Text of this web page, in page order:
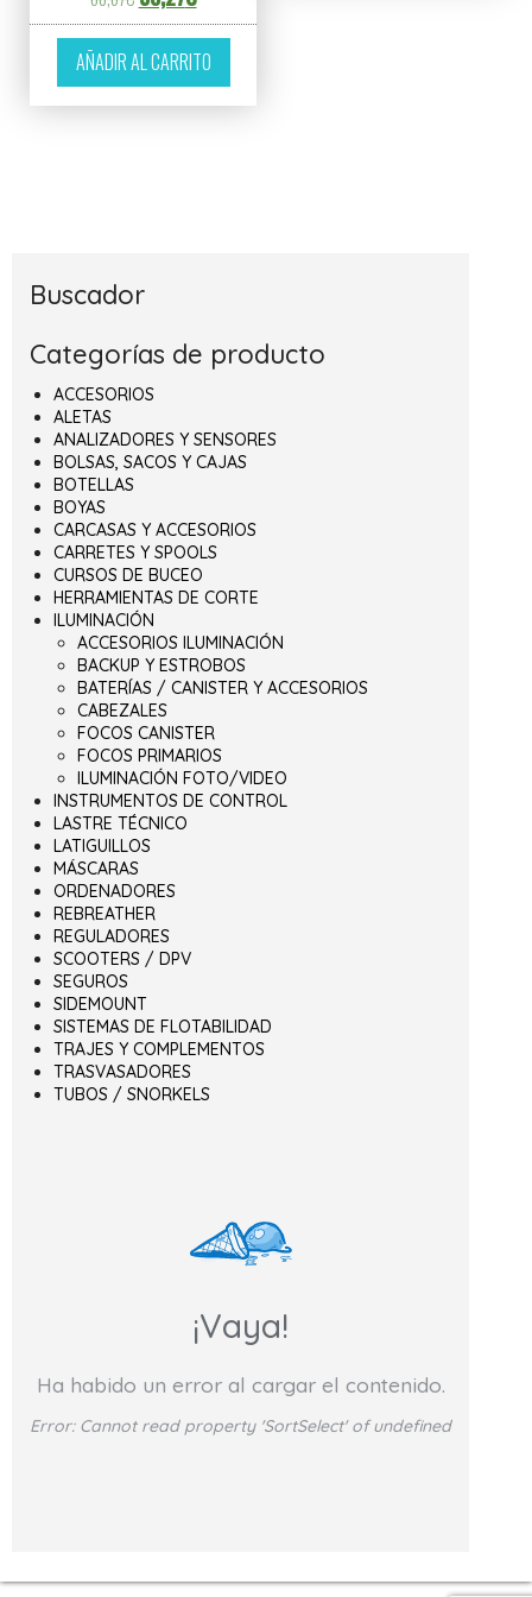
AÑADIR AL CARRITO
Buscador
Categorías de producto
ACCESORIOS
ALETAS
ANALIZADORES Y SENSORES
BOLSAS, SACOS Y CAJAS
BOTELLAS
BOYAS
CARCASAS Y ACCESORIOS
CARRETES Y SPOOLS
CURSOS DE BUCEO
HERRAMIENTAS DE CORTE
ILUMINACIÓN
ACCESORIOS ILUMINACIÓN
BACKUP Y ESTROBOS
BATERÍAS / CANISTER Y ACCESORIOS
CABEZALES
FOCOS CANISTER
FOCOS PRIMARIOS
ILUMINACIÓN FOTO/VIDEO
INSTRUMENTOS DE CONTROL
LASTRE TÉCNICO
LATIGUILLOS
MÁSCARAS
ORDENADORES
REBREATHER
REGULADORES
SCOOTERS / DPV
SEGUROS
SIDEMOUNT
SISTEMAS DE FLOTABILIDAD
TRAJES Y COMPLEMENTOS
TRASVASADORES
TUBOS / SNORKELS
¡Vaya!
Ha habido un error al cargar el contenido.
Error: Cannot read property 'SortSelect' of undefined